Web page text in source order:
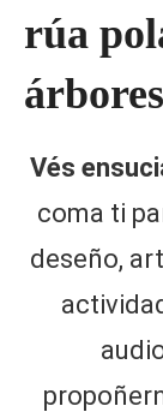
rúa
árbores
Vés
coma ti
deseño,